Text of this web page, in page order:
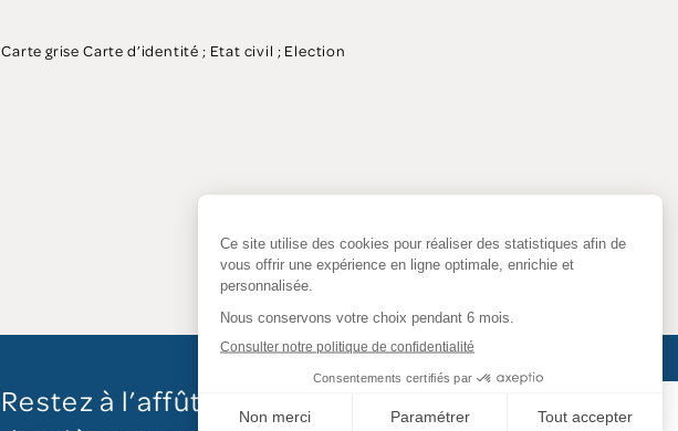
Carte grise Carte d’identité ; Etat civil ; Election
Restez à l’affût des